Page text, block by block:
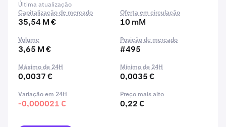
Última atualização
Capitalização de mercado
35,54 M €
Oferta em circulação
10 mM
Volume
3,65 M €
Posição de mercado
#495
Máximo de 24H
0,0037 €
Mínimo de 24H
0,0035 €
Variação em 24H
-0,000021 €
Preço mais alto
0,22 €